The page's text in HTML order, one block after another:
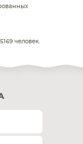
5169 человек.